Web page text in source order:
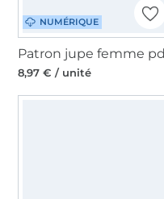
NUMÉRIQUE
8,97 € / unité